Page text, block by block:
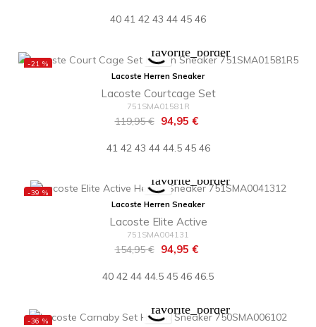
40 41 42 43 44 45 46
-21 %
favorite_border
Lacoste Herren Sneaker
Lacoste Courtcage Set
751SMA01581R
Regulärer
119,95 € Preis
94,95 €
41 42 43 44 44.5 45 46
-39 %
favorite_border
Lacoste Herren Sneaker
Lacoste Elite Active
751SMA004131
Regulärer
154,95 € Preis
94,95 €
40 42 44 44.5 45 46 46.5
-36 %
favorite_border